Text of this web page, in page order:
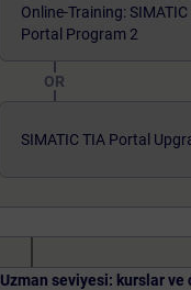
Online-Training:
Portal Program 2
OR
SIMATIC TIA Portal
Uzman seviyesi: kurslar ve